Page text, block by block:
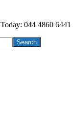
044 4860 6441